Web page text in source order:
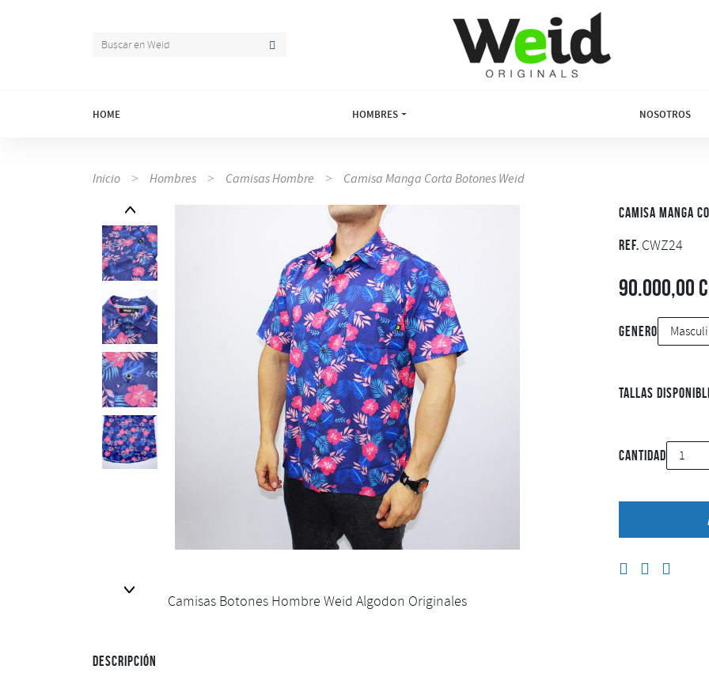
HOME HOMBRES NOSOTROS
Inicio Hombres Camisas Hombre Camisa Manga Corta Botones Weid
Prev
Next
Camisas Botones Hombre Weid Algodon Originales
Camisa Manga
REF. CWZ24
90.000,00
Tallas
genero
Cantidad
Descripción